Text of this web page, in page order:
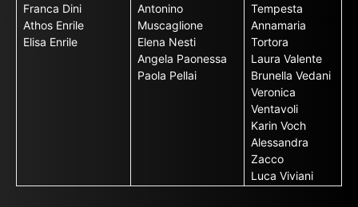
Franca Dini
Athos Enrile
Elisa Enrile
Antonino
Muscaglione
Elena Nesti
Angela Paonessa
Paola Pellai
Tempesta
Annamaria
Tortora
Laura Valente
Brunella Vedani
Veronica
Ventavoli
Karin Voch
Alessandra
Zacco
Luca Viviani